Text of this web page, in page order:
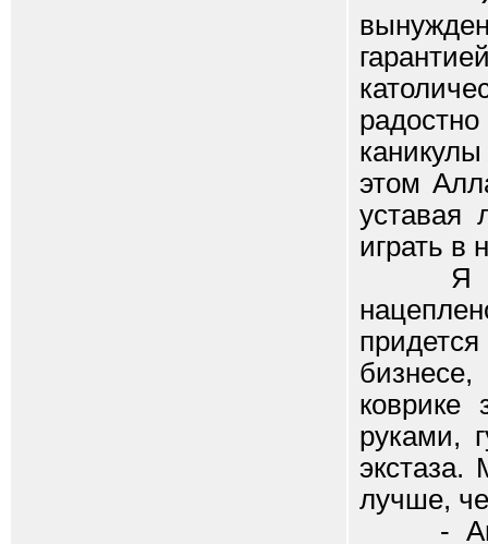
этом
уставая
играть в
Я
коврике
руками,
лучше,
-